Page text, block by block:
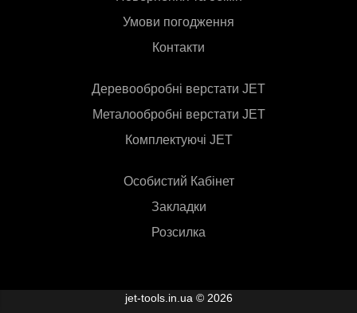
Умови погодження
Контакти
Деревообробні верстати JET
Металообробні верстати JET
Комплектуючі JET
Особистий Кабінет
Закладки
Розсилка
jet-tools.in.ua © 2026